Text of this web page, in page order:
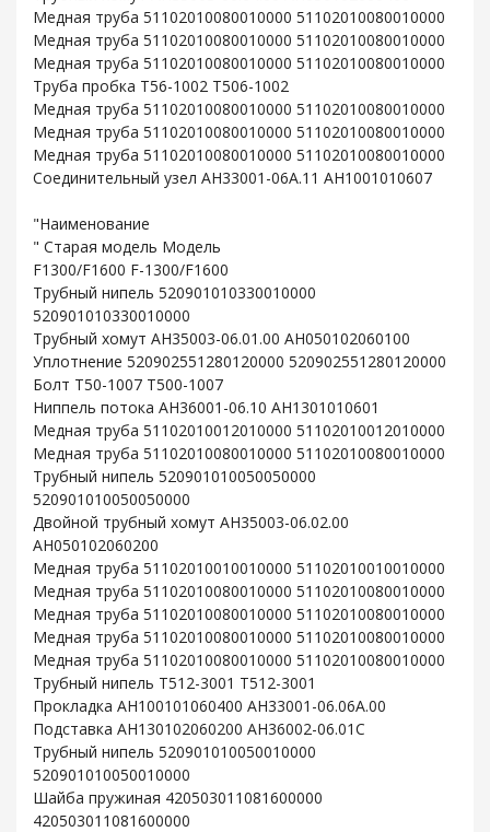
Медная труба 51102010080010000 51102010080010000
Медная труба 51102010080010000 51102010080010000
Медная труба 51102010080010000 51102010080010000
Труба пробка T56-1002 T506-1002
Медная труба 51102010080010000 51102010080010000
Медная труба 51102010080010000 51102010080010000
Медная труба 51102010080010000 51102010080010000
Соединительный узел AH33001-06A.11 AH1001010607
"Наименование
" Старая модель Модель
F1300/F1600 F-1300/F1600
Трубный нипель 520901010330010000
520901010330010000
Трубный хомут AH35003-06.01.00 AH050102060100
Уплотнение 520902551280120000 520902551280120000
Болт T50-1007 T500-1007
Ниппель потока AH36001-06.10 AH1301010601
Медная труба 51102010012010000 51102010012010000
Медная труба 51102010080010000 51102010080010000
Трубный нипель 520901010050050000
520901010050050000
Двойной трубный хомут AH35003-06.02.00
AH050102060200
Медная труба 51102010010010000 51102010010010000
Медная труба 51102010080010000 51102010080010000
Медная труба 51102010080010000 51102010080010000
Медная труба 51102010080010000 51102010080010000
Медная труба 51102010080010000 51102010080010000
Трубный нипель T512-3001 T512-3001
Прокладка AH100101060400 AH33001-06.06A.00
Подставка AH130102060200 AH36002-06.01C
Трубный нипель 520901010050010000
520901010050010000
Шайба пружиная 420503011081600000
420503011081600000